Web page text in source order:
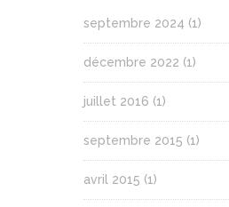
septembre 2024 (1)
décembre 2022 (1)
juillet 2016 (1)
septembre 2015 (1)
avril 2015 (1)